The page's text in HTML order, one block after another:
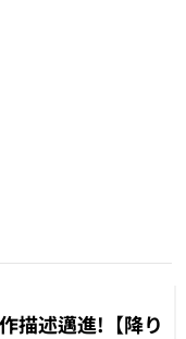
描述邁進!【降り